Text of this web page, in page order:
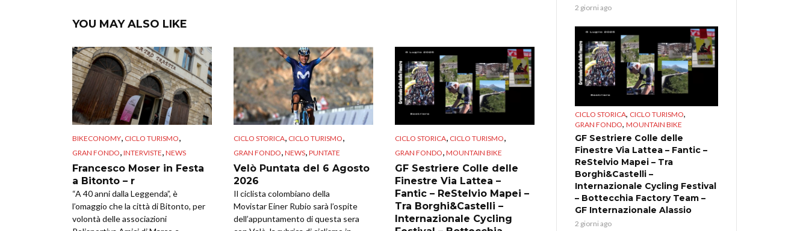
YOU MAY ALSO LIKE
BIKECONOMY, CICLO TURISMO,
GRAN FONDO, INTERVISTE, NEWS
Francesco Moser in Festa
a Bitonto – r
“A 40 anni dalla Leggenda”, è
l’omaggio che la città di Bitonto, per
volontà delle associazioni
CICLO STORICA, CICLO TURISMO,
GRAN FONDO, NEWS, PUNTATE
Velò Puntata del 6 Agosto
2026
Il ciclista colombiano della
Movistar Einer Rubio sarà l’ospite
dell’appuntamento di questa sera
CICLO STORICA, CICLO TURISMO,
GRAN FONDO, MOUNTAIN BIKE
GF Sestriere Colle delle
Finestre Via Lattea –
Fantic – ReStelvio Mapei –
Tra Borghi&Castelli –
Internazionale Cycling
2 giorni ago
CICLO STORICA, CICLO TURISMO,
GRAN FONDO, MOUNTAIN BIKE
GF Sestriere Colle delle
Finestre Via Lattea – Fantic –
ReStelvio Mapei – Tra
Borghi&Castelli –
Internazionale Cycling Festival
– Bottecchia Factory Team –
GF Internazionale Alassio
2 giorni ago